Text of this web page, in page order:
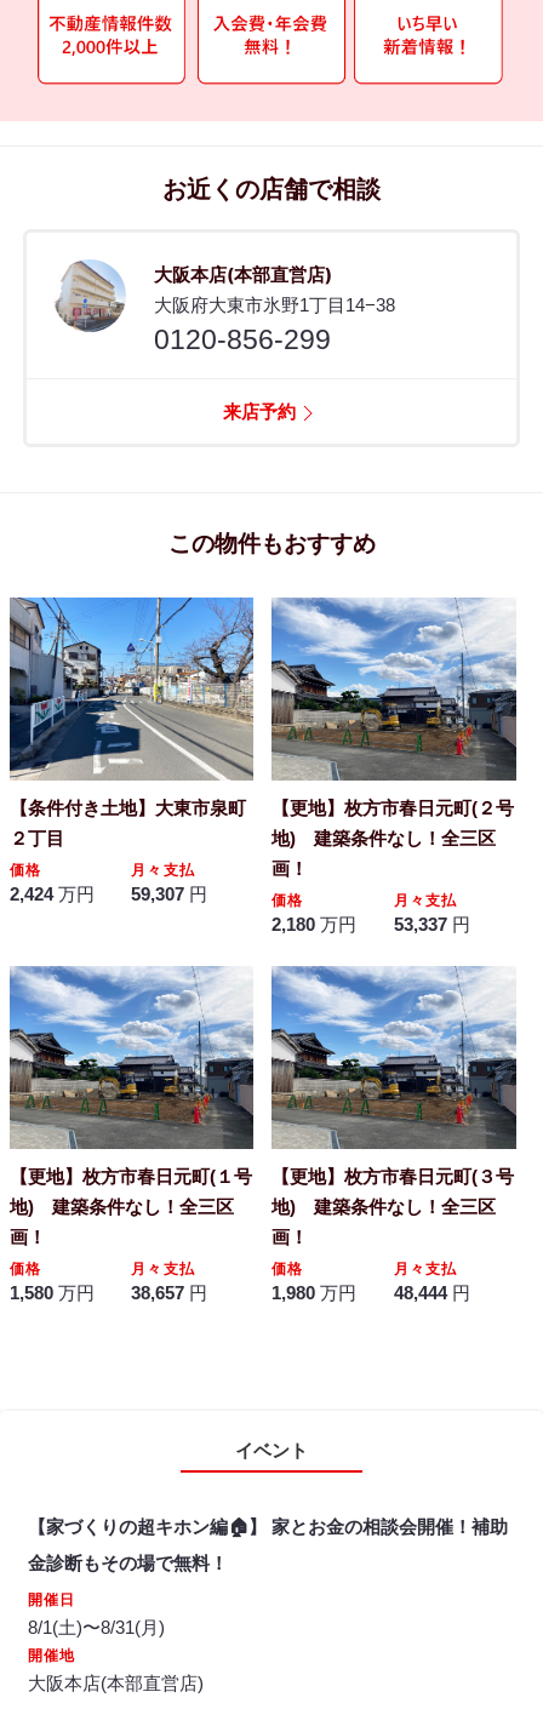
イベント
【家づくりの超キホン編🏠】 家とお金の相談会開催！補助
金診断もその場で無料！
開催日
8/1(土)〜8/31(月)
開催地
大阪本店(本部直営店)
お近くの店舗で相談
大阪本店(本部直営店)
大阪府大東市氷野1丁目14−38
0120-856-299
来店予約
この物件もおすすめ
【条件付き土地】大東市泉町
２丁目
価格
2,424 万円
月々支払
59,307 円
【更地】枚方市春日元町(２号
地) 建築条件なし！全三区
画！
価格
2,180 万円
月々支払
53,337 円
【更地】枚方市春日元町(１号
地) 建築条件なし！全三区
画！
価格
1,580 万円
月々支払
38,657 円
【更地】枚方市春日元町(３号
地) 建築条件なし！全三区
画！
価格
1,980 万円
月々支払
48,444 円